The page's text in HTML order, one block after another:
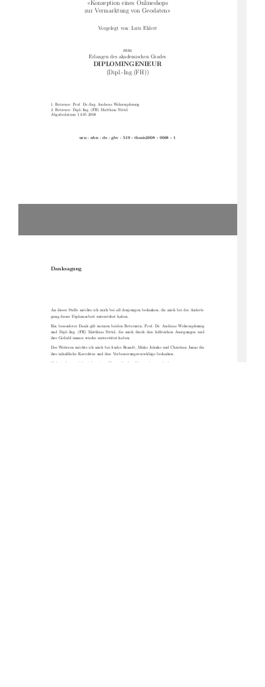
«Konzeption eines Onlineshops
zur Vermarktung von Geodaten»
Vorgelegt von: Lutz Ehlert
zum
Erlangen des akademischen Grades
DIPLOMINGENIEUR
(Dipl.-Ing.(FH))
1. Betreuer: Prof. Dr.-Ing. Andreas Wehrenpfennig
2. Betreuer: Dipl.-Ing. (FH) Matthias Nittel
Abgabedatum: 14.05.2008
urn : nbn : de : gbv : 519 - thesis2008 - 0068 - 1
Danksagung
An dieser Stelle möchte ich mich bei all denjenigen bedanken, die mich bei der Anferti-
gung dieser Diplomarbeit unterstützt haben.
Ein besonderer Dank gilt meinen beiden Betreuern, Prof. Dr. Andreas Wehrenpfennig
und Dipl.-Ing. (FH) Matthias Nittel, die mich durch ihre hilfreichen Anregungen und
ihre Geduld immer wieder unterstützt haben.
Des Weiteren möchte ich mich bei Andre Brandt, Mirko Jahnke und Christian Janne für
ihre inhaltliche Korrektur und ihre Verbesserungsvorschläge bedanken.